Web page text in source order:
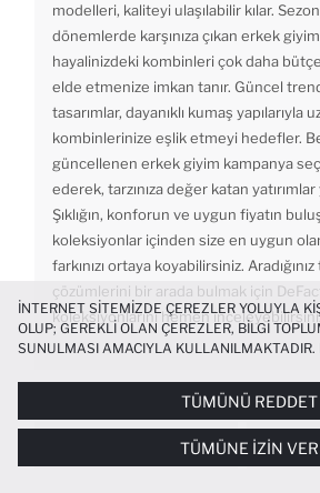
modelleri, kaliteyi ulaşılabilir kılar.
dönemlerde karşınıza çıkan erkek
hayalinizdeki kombinleri çok daha
elde etmenize imkan tanır. Güncel
tasarımlar, dayanıklı kumaş yapılarıyla
kombinlerinize eşlik etmeyi hedefler.
güncellenen erkek giyim kampanya
ederek, tarzınıza değer katan
Şıklığın, konforun ve uygun fiyatın
koleksiyonlar içinden size en uygun
farkınızı ortaya koyabilirsiniz.
çözümlerini bir arada bulmak için
koleksiyonlarını hemen
POPÜLER KATEGORILER
OVERSIZE SWEATSHIRT TRIKO
İNTERNET SITEMIZDE ÇEREZLER YOLUYLA
OLUP; GEREKLI OLAN ÇEREZLER, BILGI
SUNULMASI AMACIYLA KULLANILMAKTADIR.
DENEYIMI SUNULABILMESI, SITEMIZIN DAHA
KIŞISELLEŞTIRMESI VE AÇIK RIZA VERMENIZ
YÖNELIK PAZARLAMA FAALIYETLERININ
SINIRLI OLARAK KULLANILACAKTIR.
ÇEREZ TERCIHLERIPANELI ARACILIĞIYLA
TÜMÜNÜ REDDET
TÜMÜNE İZIN VER